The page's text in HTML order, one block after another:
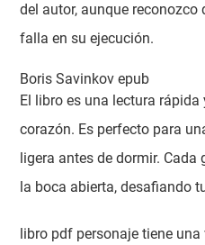
del autor, aunque reconozco
falla en su ejecución.
Boris Savinkov epub
El libro es una lectura
corazón. Es perfecto para
ligera antes de dormir. Cada
la boca abierta, desafiando
libro pdf personaje tiene